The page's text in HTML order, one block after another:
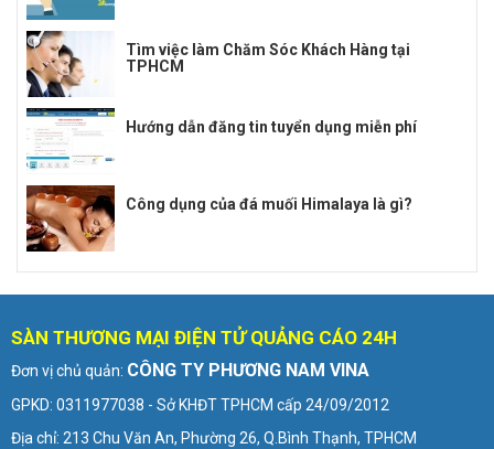
Tìm việc làm Chăm Sóc Khách Hàng tại
TPHCM
Hướng dẫn đăng tin tuyển dụng miễn phí
Công dụng của đá muối Himalaya là gì?
SÀN THƯƠNG MẠI ĐIỆN TỬ QUẢNG CÁO 24H
Đơn vị chủ quản: CÔNG TY PHƯƠNG NAM VINA
GPKD: 0311977038 - Sở KHĐT TPHCM cấp 24/09/2012
Địa chỉ: 213 Chu Văn An, Phường 26, Q.Bình Thạnh, TPHCM